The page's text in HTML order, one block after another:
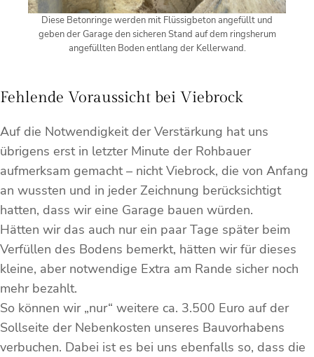
Diese Betonringe werden mit Flüssigbeton angefüllt und
geben der Garage den sicheren Stand auf dem ringsherum
angefüllten Boden entlang der Kellerwand.
Fehlende Voraussicht bei Viebrock
Auf die Notwendigkeit der Verstärkung hat uns
übrigens erst in letzter Minute der Rohbauer
aufmerksam gemacht – nicht Viebrock, die von Anfang
an wussten und in jeder Zeichnung berücksichtigt
hatten, dass wir eine Garage bauen würden.
Hätten wir das auch nur ein paar Tage später beim
Verfüllen des Bodens bemerkt, hätten wir für dieses
kleine, aber notwendige Extra am Rande sicher noch
mehr bezahlt.
So können wir „nur“ weitere ca. 3.500 Euro auf der
Sollseite der Nebenkosten unseres Bauvorhabens
verbuchen. Dabei ist es bei uns ebenfalls so, dass die